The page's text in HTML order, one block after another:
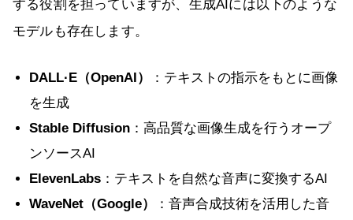
する役割を担っていますが、生成AIには以下のような
モデルも存在します。
DALL·E（OpenAI）
：テキストの指示をもとに画像
を生成
Stable Diffusion ：高品質な画像生成を行うオープ
ンソースAI
ElevenLabs ：テキストを自然な音声に変換するAI
WaveNet（Google）
：音声合成技術を活用した音